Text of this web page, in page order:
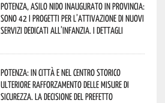
Potenza, asilo nido inaugurato in provincia:
sono 42 i progetti per l’attivazione di nuovi
servizi dedicati all’infanzia. I dettagli
Potenza: in città e nel centro storico
ulteriore rafforzamento delle misure di
sicurezza. La decisione del Prefetto